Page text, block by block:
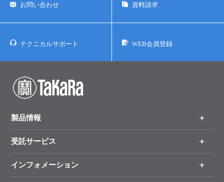
お問い合わせ 資料請求
テクニカルサポート WEB会員登録
製品情報
製品一覧
手法から製品を探す
受託サービス
オンライン注文
インフォメーション